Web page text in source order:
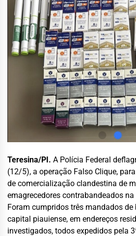
Teresina/PI. A Polícia Federal
(12/5), a operação Falso Clique,
de comercialização clandestina de
emagrecedores contrabandeados na
Foram cumpridos três mandados de
capital piauiense, em endereços
investigados, todos expedidos pela